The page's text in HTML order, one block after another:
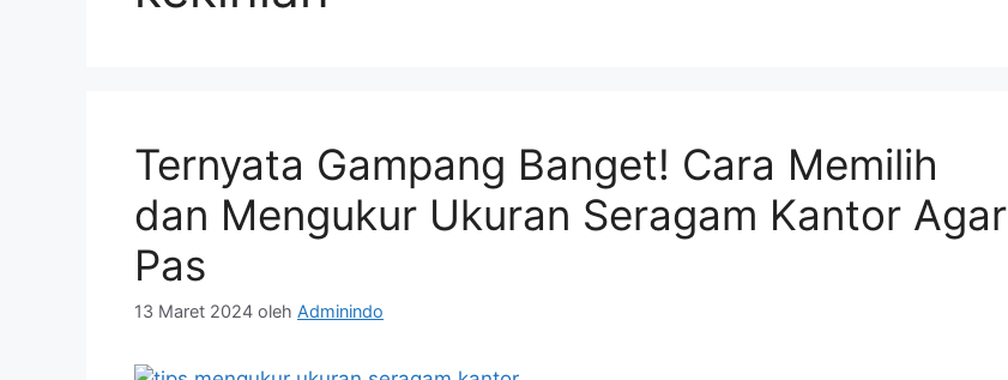
Ternyata Gampang Banget! Cara Memilih
dan Mengukur Ukuran Seragam Kantor Agar
Pas
13 Maret 2024 oleh Adminindo